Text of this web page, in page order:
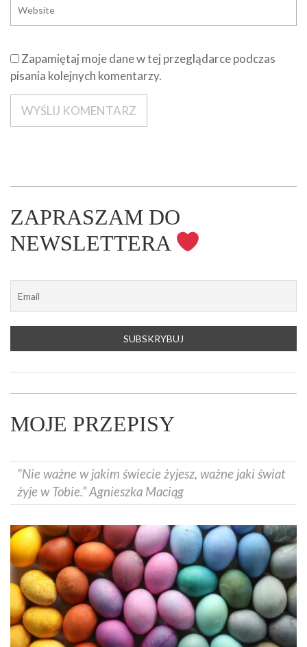
Zapamiętaj moje dane w tej przeglądarce podczas
pisania kolejnych komentarzy.
ZAPRASZAM DO
NEWSLETTERA
MOJE PRZEPISY
"Nie ważne w jakim świecie żyjesz, ważne jaki świat
żyje w Tobie.” Agnieszka Maciąg